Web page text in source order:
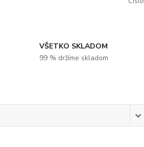
VŠETKO SKLADOM
99 % držíme skladom